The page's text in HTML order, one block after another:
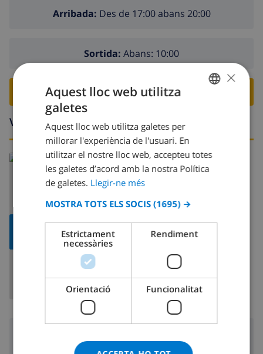
Arribada: Des de 17:00 abans 20:00
Sortida: Abans: 10:00
RESERVA AQUESTA VILLA ›
Voltants
MOSTRAR
Llegeix més:
Espanya >Costa Blanca >Calpe
DUTCH
SPANISH
CATALAN
NORWEGIAN
×
Aquest lloc web utilitza
galetes
Aquest lloc web utilitza galetes per
millorar l'experiència de l'usuari. En
utilitzar el nostre lloc web, accepteu totes
les galetes d’acord amb la nostra Política
de galetes. Llegir-ne més
MOSTRA TOTS ELS SOCIS (1695) →
Estrictament
necessàries
Rendiment
Orientació Funcionalitat